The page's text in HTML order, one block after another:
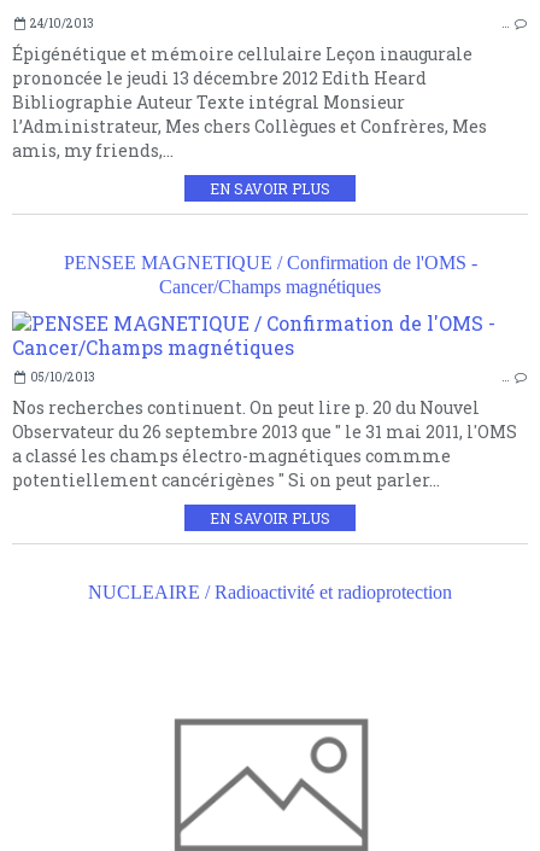
24/10/2013
Épigénétique et mémoire cellulaire Leçon inaugurale
prononcée le jeudi 13 décembre 2012 Edith Heard
Bibliographie Auteur Texte intégral Monsieur
l’Administrateur, Mes chers Collègues et Confrères, Mes
amis, my friends,...
EN SAVOIR PLUS
PENSEE MAGNETIQUE / Confirmation de l'OMS -
Cancer/Champs magnétiques
05/10/2013
Nos recherches continuent. On peut lire p. 20 du Nouvel
Observateur du 26 septembre 2013 que " le 31 mai 2011, l'OMS
a classé les champs électro-magnétiques commme
potentiellement cancérigènes " Si on peut parler...
EN SAVOIR PLUS
NUCLEAIRE / Radioactivité et radioprotection